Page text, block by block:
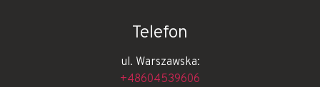
Telefon
ul. Warszawska:
+48604539606